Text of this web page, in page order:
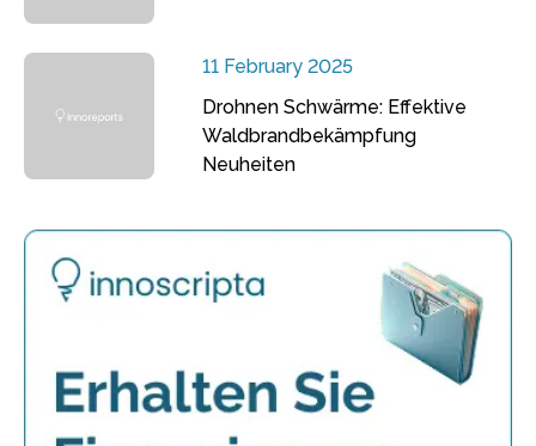
11 February 2025
Drohnen Schwärme: Effektive
Waldbrandbekämpfung
Neuheiten